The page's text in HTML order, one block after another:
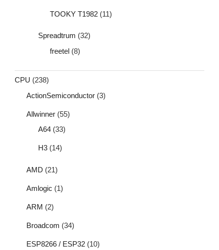
TOOKY T1982 (11)
Spreadtrum (32)
freetel (8)
CPU (238)
ActionSemiconductor (3)
Allwinner (55)
A64 (33)
H3 (14)
AMD (21)
Amlogic (1)
ARM (2)
Broadcom (34)
ESP8266 / ESP32 (10)